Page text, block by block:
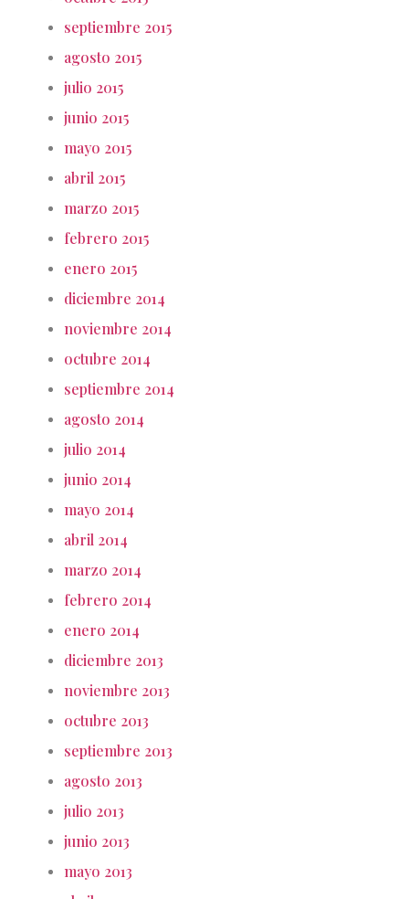
septiembre 2015
agosto 2015
julio 2015
junio 2015
mayo 2015
abril 2015
marzo 2015
febrero 2015
enero 2015
diciembre 2014
noviembre 2014
octubre 2014
septiembre 2014
agosto 2014
julio 2014
junio 2014
mayo 2014
abril 2014
marzo 2014
febrero 2014
enero 2014
diciembre 2013
noviembre 2013
octubre 2013
septiembre 2013
agosto 2013
julio 2013
junio 2013
mayo 2013